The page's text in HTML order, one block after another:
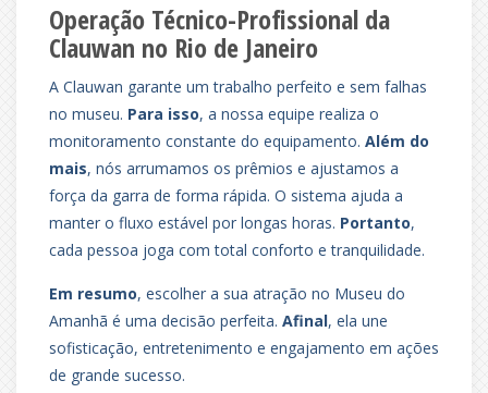
Operação Técnico-Profissional da
Clauwan no Rio de Janeiro
A Clauwan garante um trabalho perfeito e sem falhas
no museu. Para isso, a nossa equipe realiza o
monitoramento constante do equipamento. Além do
mais, nós arrumamos os prêmios e ajustamos a
força da garra de forma rápida. O sistema ajuda a
manter o fluxo estável por longas horas. Portanto,
cada pessoa joga com total conforto e tranquilidade.
Em resumo, escolher a sua atração no Museu do
Amanhã é uma decisão perfeita. Afinal, ela une
sofisticação, entretenimento e engajamento em ações
de grande sucesso.